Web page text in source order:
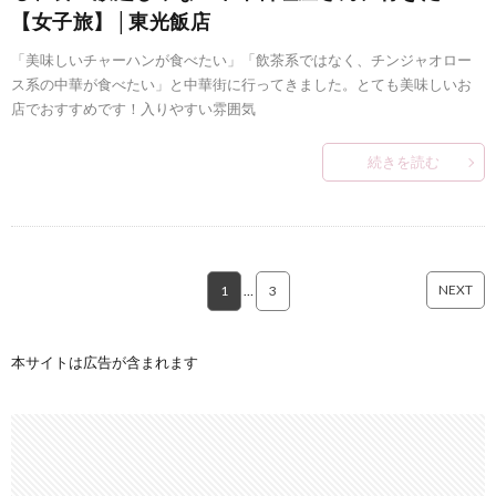
【女子旅】│東光飯店
「美味しいチャーハンが食べたい」「飲茶系ではなく、チンジャオロー
ス系の中華が食べたい」と中華街に行ってきました。とても美味しいお
店でおすすめです！入りやすい雰囲気
続きを読む
1 … 3 NEXT
本サイトは広告が含まれます